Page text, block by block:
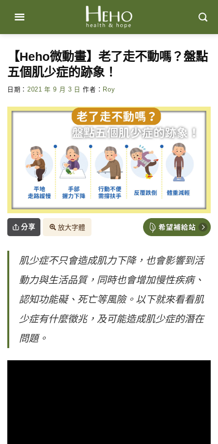
content
【Heho微動畫】老了走不動嗎？盤點
五個肌少症的跡象！
日期： 2021 年 9 月 3 日 作者： Roy
分享 放大字體
肌少症不只會造成肌力下降，也會影響到活
動力與生活品質，同時也會增加慢性疾病、
認知功能礙、死亡等風險。以下就來看看肌
少症有什麼徵兆，及可能造成肌少症的潛在
問題。